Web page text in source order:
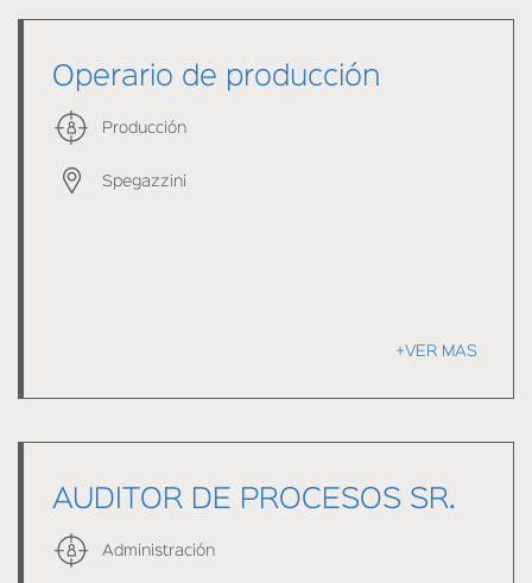
Operario de producción
Producción
Spegazzini
+VER MAS
AUDITOR DE PROCESOS SR.
Administración